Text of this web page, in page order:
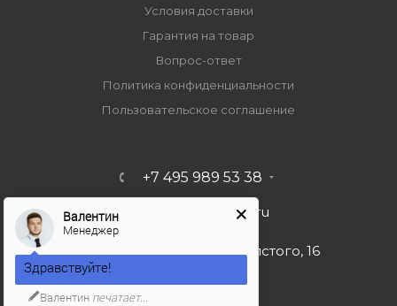
Условия доставки
Гарантия на товар
Вопрос-ответ
Политика конфиденциальности
Пользовательское соглашение
+7 495 989 53 38
import-bt@bk.ru
г. Москва, ул. Льва Толстого, 16
Валентин
Менеджер
Здравствуйте!
Валентин печатает...